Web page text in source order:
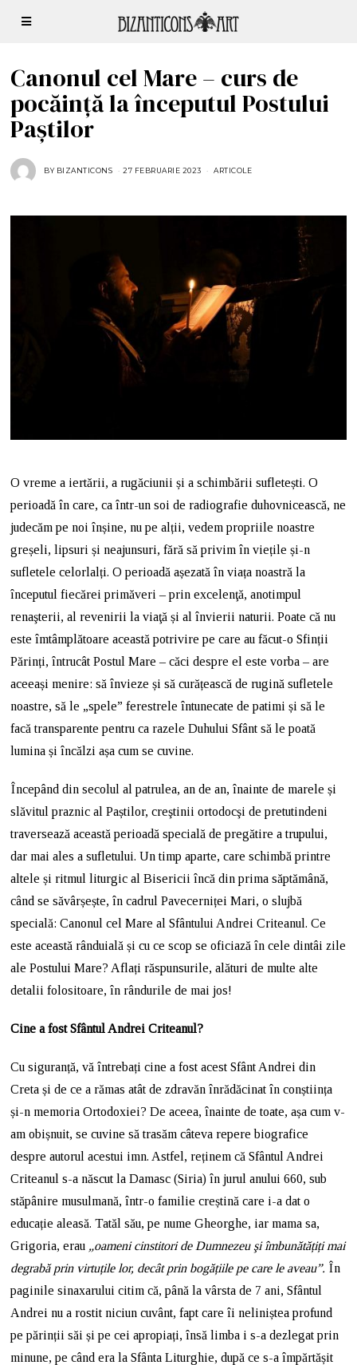
Canonul cel Mare – curs de
pocăință la începutul Postului
Paștilor
BY BIZANTICONS 27 FEBRUARIE 2023
R
0
2
3
ARTICOLE
O vreme a iertării, a rugăciunii și a schimbării sufletești. O
perioadă în care, ca într-un soi de radiografie duhovnicească, ne
judecăm pe noi înșine, nu pe alții, vedem propriile noastre
greșeli, lipsuri și neajunsuri, fără să privim în viețile și-n
sufletele celorlalți. O perioadă așezată în viața noastră la
începutul fiecărei primăveri – prin excelenţă, anotimpul
renaşterii, al revenirii la viaţă și al învierii naturii. Poate că nu
este îmtâmplătoare această potrivire pe care au făcut-o Sfinții
Părinți, întrucât Postul Mare – căci despre el este vorba – are
aceeași menire: să învieze și să curățească de rugină sufletele
noastre, să le „spele” ferestrele întunecate de patimi și să le
facă transparente pentru ca razele Duhului Sfânt să le poată
lumina și încălzi așa cum se cuvine.
Începând din secolul al patrulea, an de an, înainte de marele și
slăvitul praznic al Paștilor, creştinii ortodocşi de pretutindeni
traversează această perioadă specială de pregătire a trupului,
dar mai ales a sufletului. Un timp aparte, care schimbă printre
altele și ritmul liturgic al Bisericii încă din prima săptămână,
când se săvârșește, în cadrul Pavecerniței Mari, o slujbă
specială: Canonul cel Mare al Sfântului Andrei Criteanul. Ce
este această rânduială și cu ce scop se oficiază în cele dintâi zile
ale Postului Mare? Aflați răspunsurile, alături de multe alte
detalii folositoare, în rândurile de mai jos!
Cine a fost Sfântul Andrei Criteanul?
Cu siguranță, vă întrebați cine a fost acest Sfânt Andrei din
Creta și de ce a rămas atât de zdravăn înrădăcinat în conștiința
și-n memoria Ortodoxiei? De aceea, înainte de toate, așa cum v-
am obișnuit, se cuvine să trasăm câteva repere biografice
despre autorul acestui imn. Astfel, reținem că Sfântul Andrei
Criteanul s-a născut la Damasc (Siria) în jurul anului 660, sub
stăpânire musulmană, într-o familie creștină care i-a dat o
educație aleasă. Tatăl său, pe nume Gheorghe, iar mama sa,
Grigoria, erau „oameni cinstitori de Dumnezeu şi îmbunătățiți mai
degrabă prin virtuțile lor, decât prin bogățiile pe care le aveau”. În
paginile sinaxarului citim că, până la vârsta de 7 ani, Sfântul
Andrei nu a rostit niciun cuvânt, fapt care îi neliniștea profund
pe părinții săi și pe cei apropiați, însă limba i s-a dezlegat prin
minune, pe când era la Sfânta Liturghie, după ce s-a împărtășit